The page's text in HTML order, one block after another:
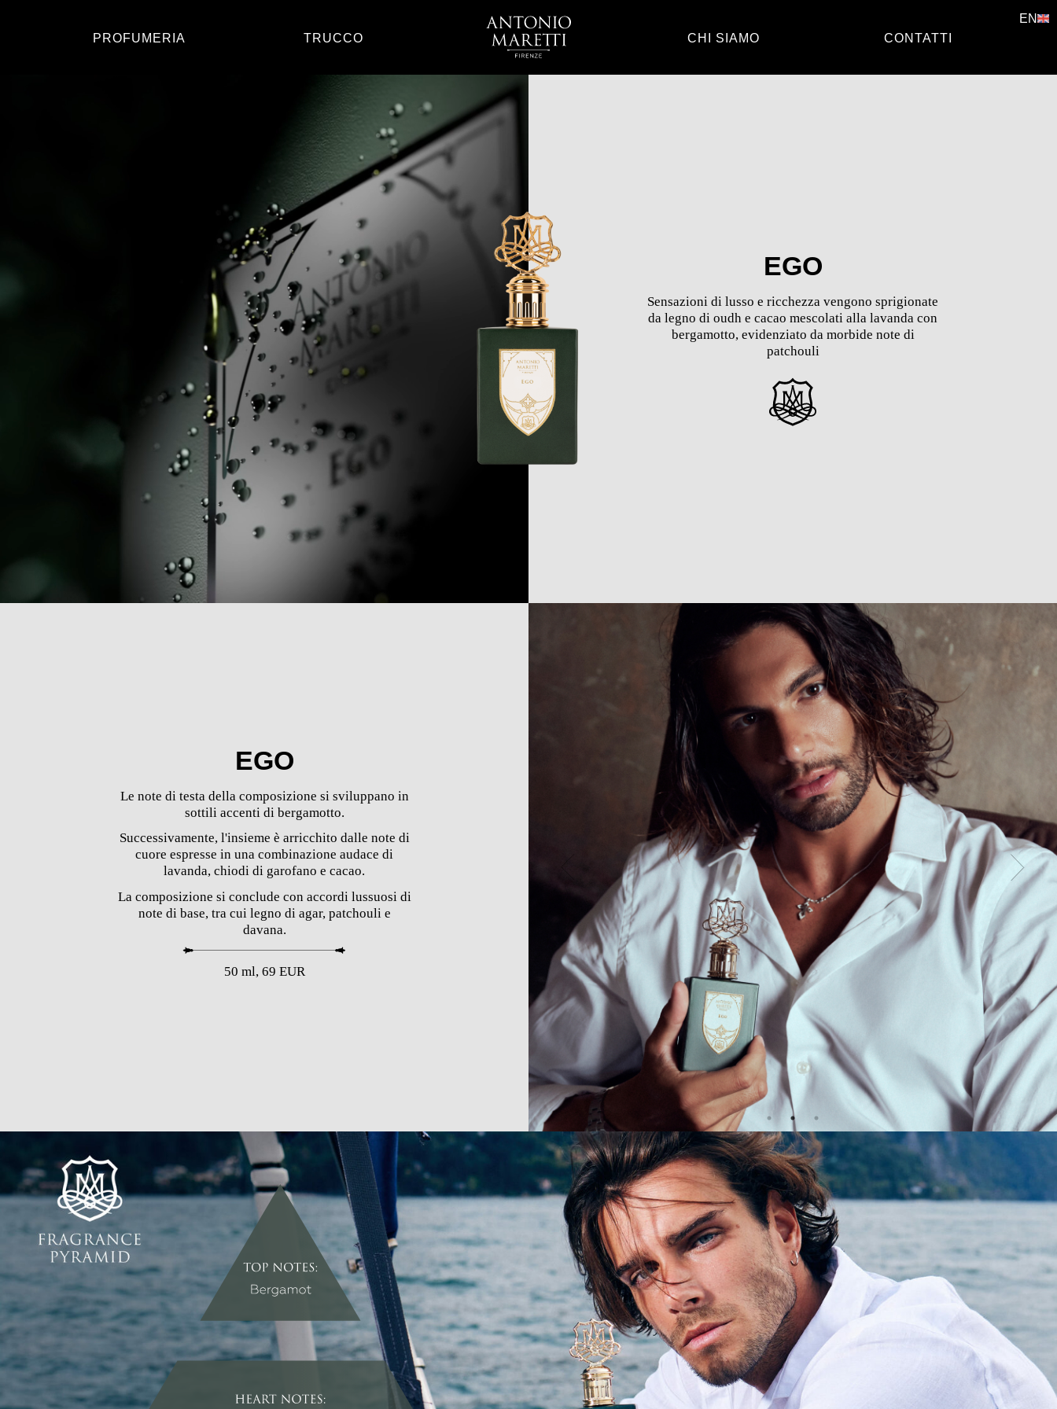
PROFUMERIA TRUCCO CHI SIAMO CONTATTI
EN
EGO
Sensazioni di lusso e ricchezza vengono sprigionate
da legno di oudh e cacao mescolati alla lavanda con
bergamotto, evidenziato da morbide note di
patchouli
EGO
Le note di testa della composizione si sviluppano in
sottili accenti di bergamotto.
Successivamente, l'insieme è arricchito dalle note di
cuore espresse in una combinazione audace di
lavanda, chiodi di garofano e cacao.
La composizione si conclude con accordi lussuosi di
note di base, tra cui legno di agar, patchouli e
davana.
50 ml, 69 EUR